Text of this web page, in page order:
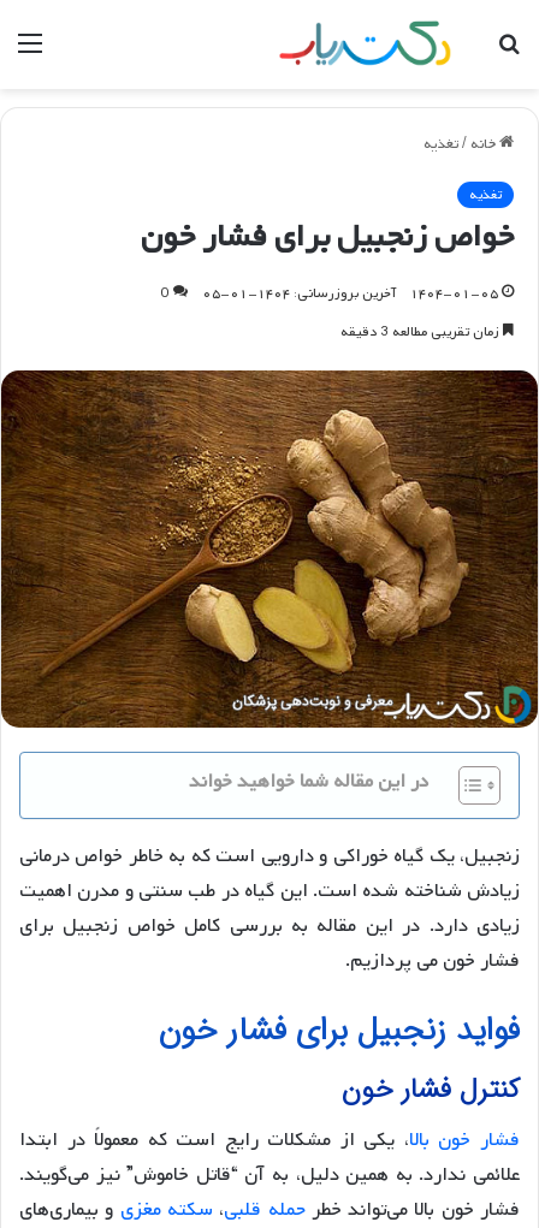
جستجو
خانه /تغذیه
تغذیه
خواص زنجبیل برای فشار خون
۱۴۰۴-۰۱-۰۵ آخرین بروزرسانی: ۱۴۰۴-۰۱-۰۵
0
زمان تقریبی مطالعه 3 دقیقه
در این مقاله شما خواهید خواند
زنجبیل، یک گیاه خوراکی و دارویی است که به خاطر خواص درمانی
زیادش شناخته شده است. این گیاه در طب سنتی و مدرن اهمیت
زیادی دارد. در این مقاله به بررسی کامل خواص زنجبیل برای
فشار خون می پردازیم.
فواید زنجبیل برای فشار خون
کنترل فشار خون
فشار خون بالا، یکی از مشکلات رایج است که معمولاً در ابتدا
علائمی ندارد. به همین دلیل، به آن “قاتل خاموش” نیز می‌گویند.
فشار خون بالا می‌تواند خطرحمله قلبی، سکته مغزی و بیماری‌های